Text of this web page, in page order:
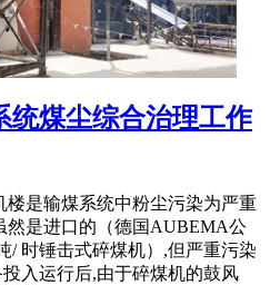
统煤尘综合治理工作
楼是输煤系统中粉尘污染为严重
然是进口的（德国AUBEMA公
/ 时锤击式碎煤机）,但严重污染
入运行后,由于碎煤机的鼓风